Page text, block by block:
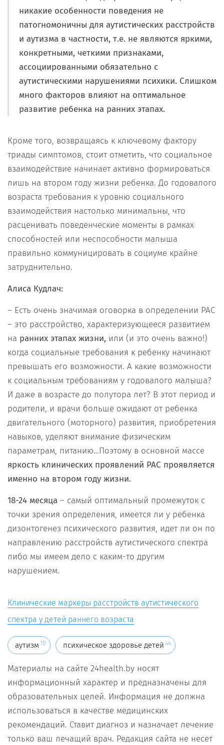
никакие особенности поведения не
патогномоничны для аутистических расстройств
и аутизма в частности, т.е. не являются яркими,
конкретными, четкими признаками,
ассоциированными обязательно с
аутистическими нарушениями психики. Слишком
много факторов влияют на оптимальное
развитие ребенка на ранних этапах.
Кроме того, возвращаясь к ключевому фактору
триады симптомов, стоит отметить, что социальное
взаимодействие начинает активно формироваться
лишь на втором году жизни ребенка. До годовалого
возраста требования к уровню социального
взаимодействия настолько минимальны, что
расценивать поведенческие моменты в рамках
способностей или неспособности малыша
правильно коммуницировать в социуме крайне
затруднительно.
Алиса Кудлач:
– Есть очень значимая оговорка в определении РАС
– это расстройство, характеризующееся развитием
на ранних этапах жизни, или (и это очень важно!)
когда социальные требования к ребенку начинают
превышать его возможности. А какие возможности
к социальным требованиям у годовалого малыша?
И даже в возрасте до полутора лет? В этот период и
родители, и врачи больше ожидают от ребенка
двигательного (моторного) развития, приобретения
навыков, уделяют внимание физическим
параметрам, питанию…Поэтому в основной массе
яркость клинических проявлений РАС проявляется
именно на втором году жизни.
18-24 месяца – самый оптимальный промежуток с
точки зрения определения, имеется ли у ребенка
дизонтогенез психического развития, идет ли он по
направлению расстройств аутистического спектра
либо мы имеем дело с каким-то другим
нарушением.
Клинические маркеры расстройств аутистического
спектра у детей раннего возраста
аутизм 10 психическое здоровье детей 44
Материалы на сайте 24health.by носят
информационный характер и предназначены для
образовательных целей. Информация не должна
использоваться в качестве медицинских
рекомендаций. Ставит диагноз и назначает лечение
только ваш лечащий врач. Редакция сайта не несет